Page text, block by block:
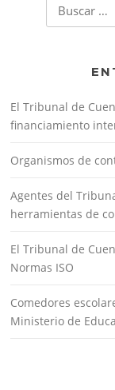
El Tribunal de
financiamiento
Organismos de
Agentes del
herramientas de
El Tribunal de
Normas ISO
Comedores
Ministerio de